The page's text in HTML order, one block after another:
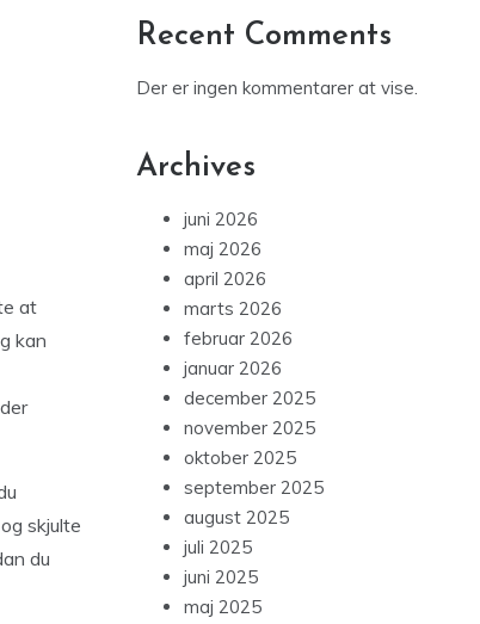
at
kan
skjulte
du
Recent Comments
Der er ingen kommentarer at vise.
Archives
juni 2026
maj 2026
april 2026
marts 2026
februar 2026
januar 2026
december 2025
november 2025
oktober 2025
september 2025
august 2025
juli 2025
juni 2025
maj 2025